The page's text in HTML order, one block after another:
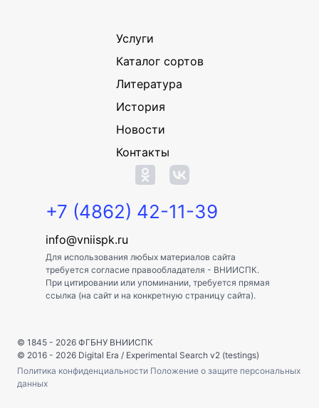
Услуги
Каталог сортов
Литература
История
Новости
Контакты
+7 (4862) 42-11-39
info@vniispk.ru
Для использования любых материалов сайта
требуется согласие правообладателя - ВНИИСПК.
При цитировании или упоминании, требуется прямая
ссылка (на сайт и на конкретную страницу сайта).
© 1845 - 2026 ФГБНУ ВНИИСПК
© 2016 - 2026 Digital Era / Experimental Search v2 (testings)
Политика конфиденциальности Положение о защите персональных
данных